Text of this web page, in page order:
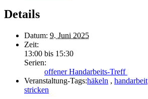
Details
Datum: 9. Juni 2025
Zeit:
13:00 bis 15:30
Serien:
offener Handarbeits-Treff
Veranstaltung-Tags:häkeln , handarbeit
stricken